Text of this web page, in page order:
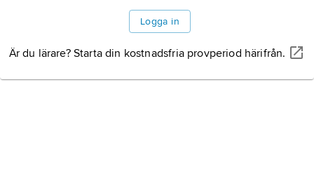
Information om artikeln
Logga in
Är du lärare? Starta din kostnadsfria provperiod härifrån.